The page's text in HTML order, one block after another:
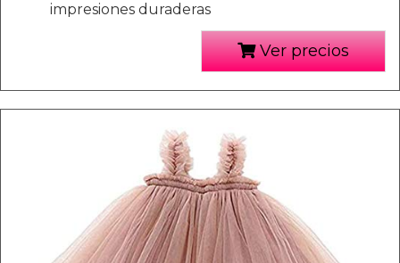
impresiones duraderas
Ver precios